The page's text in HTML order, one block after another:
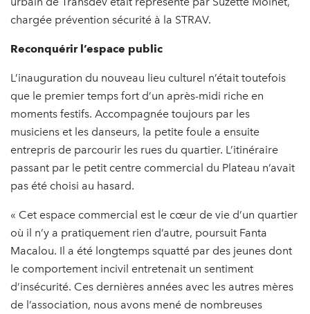
chargée prévention sécurité à la STRAV.
Reconquérir l’espace public
L’inauguration du nouveau lieu culturel n’était toutefois
que le premier temps fort d’un après-midi riche en
moments festifs. Accompagnée toujours par les
musiciens et les danseurs, la petite foule a ensuite
entrepris de parcourir les rues du quartier. L’itinéraire
passant par le petit centre commercial du Plateau n’avait
pas été choisi au hasard.
« Cet espace commercial est le cœur de vie d’un quartier
où il n’y a pratiquement rien d’autre, poursuit Fanta
Macalou. Il a été longtemps squatté par des jeunes dont
le comportement incivil entretenait un sentiment
d’insécurité. Ces dernières années avec les autres mères
de l’association, nous avons mené de nombreuses